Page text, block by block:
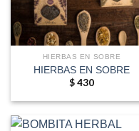
HIERBAS EN SOBRE
HIERBAS EN SOBRE
$430